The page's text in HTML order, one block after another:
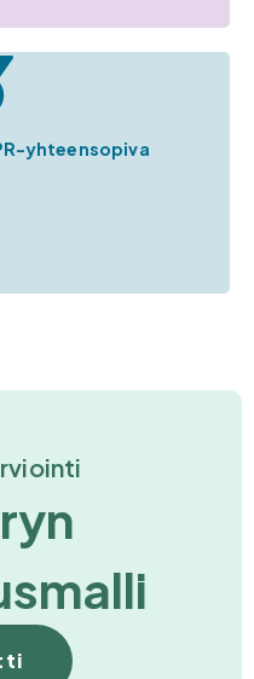
yhteensopiva